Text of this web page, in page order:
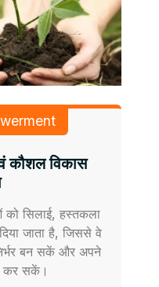
कौशल विकास
को सिलाई, हस्तकला
जाता है, जिससे वे
बन सकें और अपने
कर सकें।